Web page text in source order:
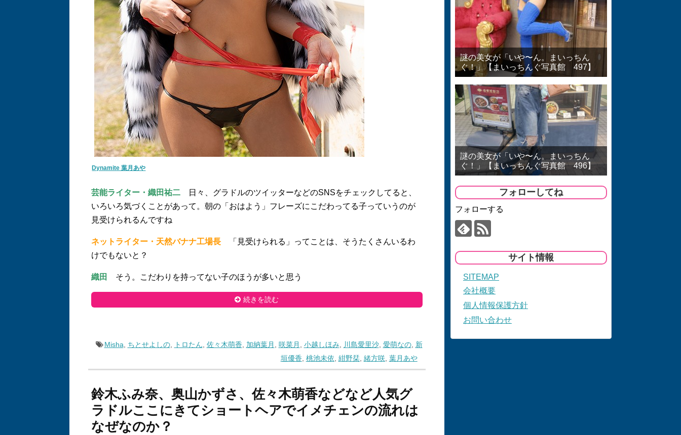
Dynamite 葉月あや
芸能ライター・織田祐二 日々、グラドルのツイッターなどのSNSをチェックしてると、
いろいろ気づくことがあって。朝の「おはよう」フレーズにこだわってる子っていうのが
見受けられるんですね
ネットライター・天然バナナ工場長 「見受けられる」ってことは、そうたくさんいるわ
けでもないと？
織田 そう。こだわりを持ってない子のほうが多いと思う
続きを読む
Misha ちとせよしの, トロたん 佐々木萌香 加納葉月 咲菜月 小越しほみ 川島愛里沙, 愛萌なの, 新
垣優香 桃池未依 紺野栞, 緒方咲, 葉月あや
鈴木ふみ奈、奥山かずさ、佐々木萌香などなど人気グ
ラドルここにきてショートヘアでイメチェンの流れは
なぜなのか？
謎の美女が「いや〜ん。まいっちん
ぐ！」【まいっちんぐ写真館 497】
謎の美女が「いや〜ん。まいっちん
ぐ！」【まいっちんぐ写真館 496】
フォローしてね
フォローする
サイト情報
SITEMAP
会社概要
個人情報保護方針
お問い合わせ